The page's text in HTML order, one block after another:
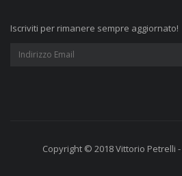
Iscriviti per rimanere sempre aggiornato!
Copyright © 2018 Vittorio Petrelli